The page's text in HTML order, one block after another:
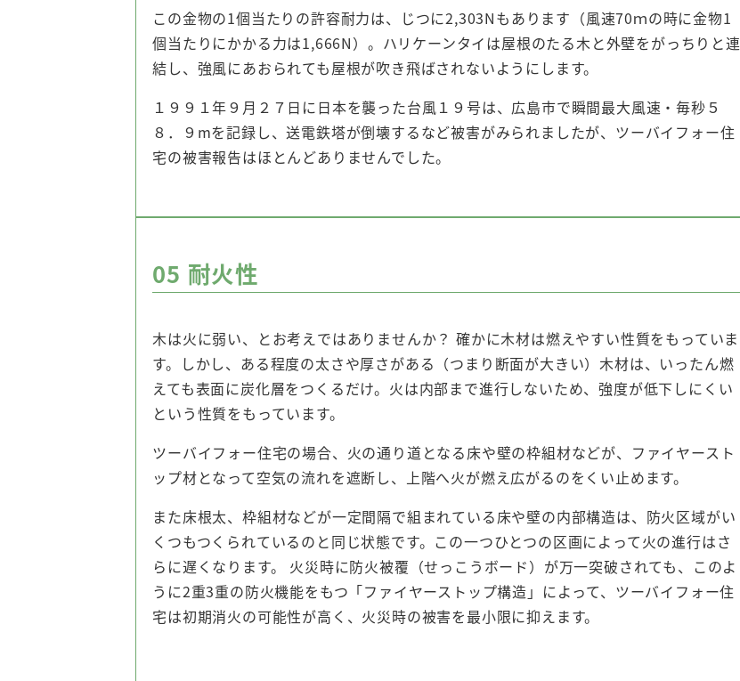
この金物の1個当たりの許容耐力は、じつに2,303Nもあります（風速70ｍの時に金物1
個当たりにかかる力は1,666N）。ハリケーンタイは屋根のたる木と外壁をがっちりと連
結し、強風にあおられても屋根が吹き飛ばされないようにします。
１９９１年９月２７日に日本を襲った台風１９号は、広島市で瞬間最大風速・毎秒５
８．９mを記録し、送電鉄塔が倒壊するなど被害がみられましたが、ツーバイフォー住
宅の被害報告はほとんどありませんでした。
05 耐火性
木は火に弱い、とお考えではありませんか？ 確かに木材は燃えやすい性質をもっていま
す。しかし、ある程度の太さや厚さがある（つまり断面が大きい）木材は、いったん燃
えても表面に炭化層をつくるだけ。火は内部まで進行しないため、強度が低下しにくい
という性質をもっています。
ツーバイフォー住宅の場合、火の通り道となる床や壁の枠組材などが、ファイヤースト
ップ材となって空気の流れを遮断し、上階へ火が燃え広がるのをくい止めます。
また床根太、枠組材などが一定間隔で組まれている床や壁の内部構造は、防火区域がい
くつもつくられているのと同じ状態です。この一つひとつの区画によって火の進行はさ
らに遅くなります。 火災時に防火被覆（せっこうボード）が万一突破されても、このよ
うに2重3重の防火機能をもつ「ファイヤーストップ構造」によって、ツーバイフォー住
宅は初期消火の可能性が高く、火災時の被害を最小限に抑えます。